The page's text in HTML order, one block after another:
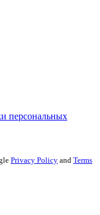
персональных
Privacy Policy and Terms